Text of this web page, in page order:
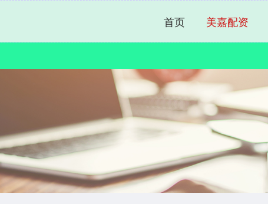
首页 美嘉配资